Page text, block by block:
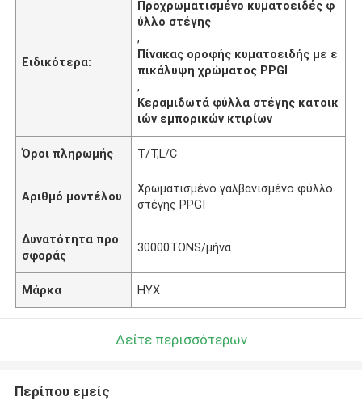
Ειδικότερα:
Προχρωματισμένο κυματοειδές φ
ύλλο στέγης
,
Πίνακας οροφής κυματοειδής με ε
πικάλυψη χρώματος PPGI
,
Κεραμιδωτά φύλλα στέγης κατοικ
ιών εμπορικών κτιρίων
Όροι πληρωμής T/T,L/C
Αριθμό μοντέλου
Χρωματισμένο γαλβανισμένο φύλλο
στέγης PPGI
Δυνατότητα προ
σφοράς
30000TONS/μήνα
Μάρκα HYX
Δείτε περισσότερων
Περίπου εμείς